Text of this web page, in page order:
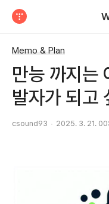
Memo & Plan
만능 까지는
발자가 되고
csound93 2025. 3. 21.